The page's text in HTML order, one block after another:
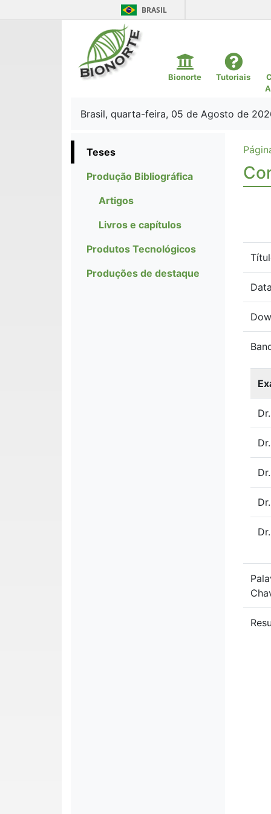
BRASIL
Bionorte Tutoriais
Brasil, quarta-feira, 05 de Agosto de
Teses
Produção Bibliográfica
Artigos
Livros e capítulos
Produtos Tecnológicos
Produções de destaque